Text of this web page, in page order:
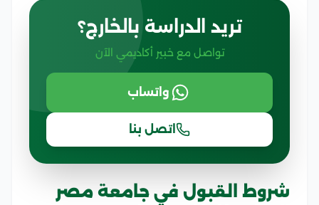
تريد الدراسة بالخارج؟
تواصل مع خبير أكاديمي الآن
واتساب
اتصل بنا
شروط القبول في جامعة مصر